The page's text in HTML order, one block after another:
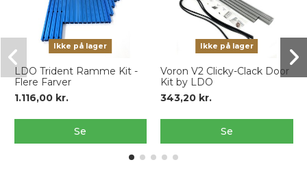
Ikke på lager
LDO Trident Ramme Kit -
Flere Farver
1.116,00 kr.
Se
Ikke på lager
Voron V2 Clicky-Clack Door
Kit by LDO
343,20 kr.
Se